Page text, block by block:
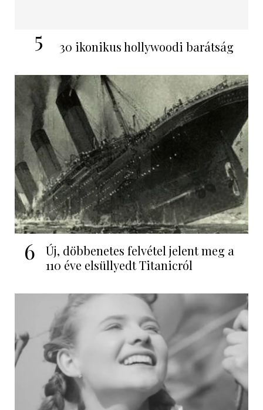
5 30 ikonikus hollywoodi barátság
6
Új, döbbenetes felvétel jelent meg a
110 éve elsüllyedt Titanicról